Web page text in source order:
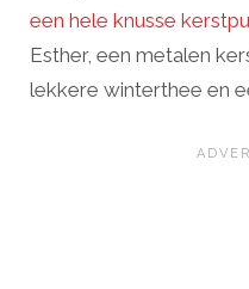
een hele knusse
Esther, een metalen
lekkere winterthee en